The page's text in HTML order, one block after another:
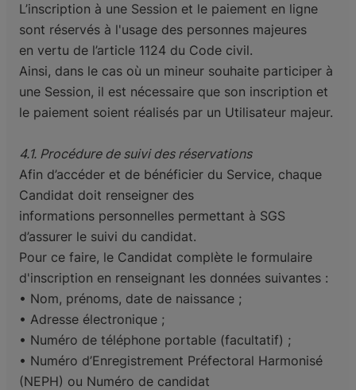
L’inscription à une Session et le paiement en ligne
sont réservés à l'usage des personnes majeures
en vertu de l’article 1124 du Code civil.
Ainsi, dans le cas où un mineur souhaite participer à
une Session, il est nécessaire que son inscription et
le paiement soient réalisés par un Utilisateur majeur.
4.1. Procédure de suivi des réservations
Afin d’accéder et de bénéficier du Service, chaque
Candidat doit renseigner des
informations personnelles permettant à SGS
d’assurer le suivi du candidat.
Pour ce faire, le Candidat complète le formulaire
d'inscription en renseignant les données suivantes :
• Nom, prénoms, date de naissance ;
• Adresse électronique ;
• Numéro de téléphone portable (facultatif) ;
• Numéro d’Enregistrement Préfectoral Harmonisé
(NEPH) ou Numéro de candidat